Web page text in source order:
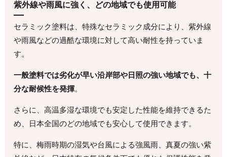
紫外線や雨風に強く、どの地域でも使用可能
セラミック塗料は、特殊なセラミック成分により、紫外線
や雨風などの過酷な環境に対して高い耐性を持っていま
す。
一般塗料では劣化が早い沿岸部や日照の強い地域でも、十
分な耐候性を発揮。
さらに、高温多湿な環境でも安定した性能を維持できるた
め、日本全国のどの地域でも安心して使用できます。
特に、梅雨時期の湿気や台風による強風雨、真夏の強い紫